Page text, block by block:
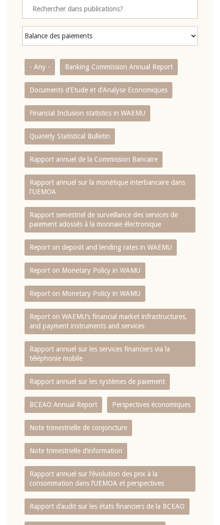
- Any - Banking Commission Annual Report
Documents d’Etude et d’Analyse Economiques
Financial Inclusion statistics in WAEMU
Quaterly Statistical Bulletin
Rapport annuel de la Commission Bancaire
Rapport annuel sur la monétique interbancaire dans
l'UEMOA
Rapport semestriel de surveillance des services de
paiement adossés à la monnaie électronique
Report on deposit and lending rates in WAEMU
Report on Monetary Policy in WAMU
Report on Monetary Policy in WAMU
Report on WAEMU’s financial market infrastructures,
and payment instruments and services
Rapport annuel sur les services financiers via la
téléphonie mobile
Rapport annuel sur les systèmes de paiement
BCEAO Annual Report Perspectives économiques
Note trimestrielle de conjoncture
Note trimestrielle d‘information
Rapport annuel sur l‘évolution des prix à la
consommation dans l‘UEMOA et perspectives
Rapport d‘audit sur les états financiers de la BCEAO